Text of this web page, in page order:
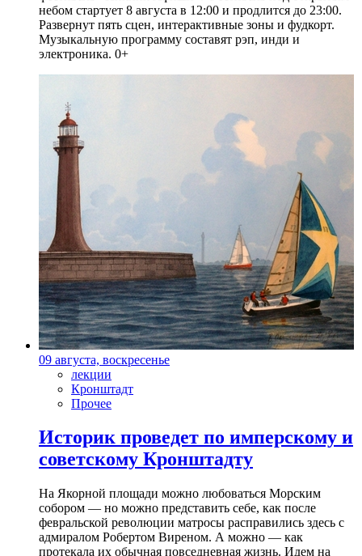
небом стартует 8 августа в 12:00 и продлится до 23:00.
Развернут пять сцен, интерактивные зоны и фудкорт.
Музыкальную программу составят рэп, инди и
электроника. 0+
09 августа, воскресенье
лекции
Кронштадт
Прочее
Историк проведет по имперскому и
советскому Кронштадту
На Якорной площади можно любоваться Морским
собором — но можно представить себе, как после
февральской революции матросы расправились здесь с
адмиралом Робертом Виреном. А можно — как
протекала их обычная повседневная жизнь. Идем на